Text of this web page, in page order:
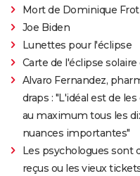
Mort de Dominique Frot
Joe Biden
Lunettes pour l'éclipse
Carte de l'éclipse solaire
Alvaro Fernandez,
draps : "L'idéal est de
au maximum tous les
nuances importantes"
Les psychologues sont
reçus ou les vieux